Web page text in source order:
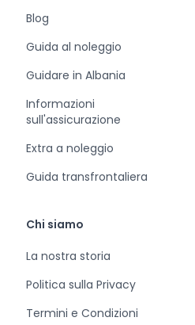
Blog
Guida al noleggio
Guidare in Albania
Informazioni
sull'assicurazione
Extra a noleggio
Guida transfrontaliera
Chi siamo
La nostra storia
Politica sulla Privacy
Termini e Condizioni